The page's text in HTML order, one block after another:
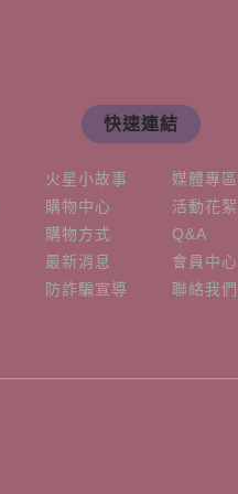
快速連結
火星小故事
購物中心
購物方式
最新消息
防詐騙宣導
媒體專區
活動花絮
Q&A
會員中心
聯絡我們